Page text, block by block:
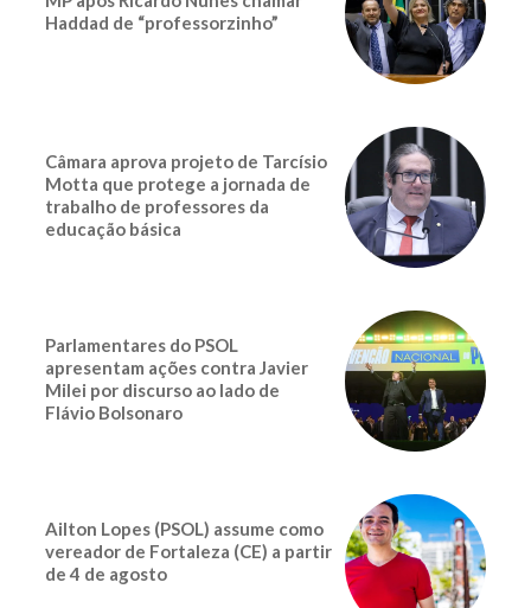
Haddad de “professorzinho”
Câmara aprova projeto de Tarcísio
Motta que protege a jornada de
trabalho de professores da
educação básica
Parlamentares do PSOL
apresentam ações contra Javier
Milei por discurso ao lado de
Flávio Bolsonaro
Ailton Lopes (PSOL) assume como
vereador de Fortaleza (CE) a partir
de 4 de agosto